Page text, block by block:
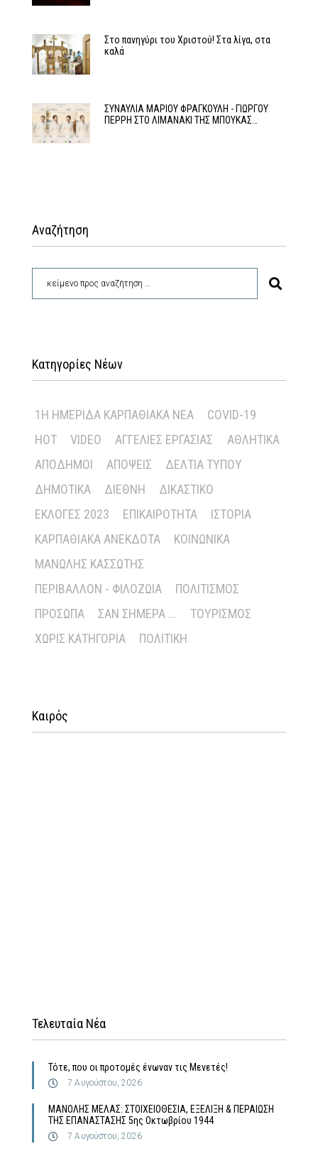
Στο πανηγύρι του Χριστού! Στα λίγα, στα
καλά
ΣΥΝΑΥΛΙΑ ΜΑΡΙΟΥ ΦΡΑΓΚΟΥΛΗ - ΓΙΩΡΓΟΥ
ΠΕΡΡΗ ΣΤΟ ΛΙΜΑΝΑΚΙ ΤΗΣ ΜΠΟΥΚΑΣ…
Αναζήτηση
Κατηγορίες Νέων
1Η ΗΜΕΡΊΔΑ ΚΑΡΠΑΘΙΑΚΆ ΝΈΑ
COVID-19
HOT
VIDEO ΑΓΓΕΛΊΕΣ ΕΡΓΑΣΊΑΣ
ΑΘΛΗΤΙΚΆ
ΑΠΌΔΗΜΟΙ
ΑΠΌΨΕΙΣ
ΔΕΛΤΊΑ ΤΎΠΟΥ
ΔΗΜΟΤΙΚΆ
ΔΙΕΘΝΉ
ΔΙΚΑΣΤΙΚΌ
ΕΚΛΟΓΈΣ 2023
ΕΠΙΚΑΙΡΌΤΗΤΑ
ΙΣΤΟΡΊΑ
ΚΑΡΠΑΘΙΑΚΆ ΑΝΈΚΔΟΤΑ
ΚΟΙΝΩΝΙΚΆ
ΜΑΝΏΛΗΣ ΚΑΣΣΏΤΗΣ
ΠΕΡΙΒΆΛΛΟΝ - ΦΙΛΟΖΩΊΑ
ΠΟΛΙΤΙΣΜΌΣ
ΠΡΌΣΩΠΑ
ΣΑΝ ΣΉΜΕΡΑ ...
ΤΟΥΡΙΣΜΌΣ
ΧΩΡΊΣ ΚΑΤΗΓΟΡΊΑ
ΠΟΛΙΤΙΚΉ
Καιρός
Τελευταία Νέα
Τότε, που οι προτομές ένωναν τις Μενετές!
7 Αυγούστου, 2026
MΑΝΟΛΗΣ ΜΕΛΑΣ: ΣΤΟΙΧΕΙΟΘΕΣΙΑ, ΕΞΕΛΙΞΗ & ΠΕΡΑΙΩΣΗ
ΤΗΣ ΕΠΑΝΑΣΤΑΣΗΣ 5ης Οκτωβρίου 1944
7 Αυγούστου, 2026